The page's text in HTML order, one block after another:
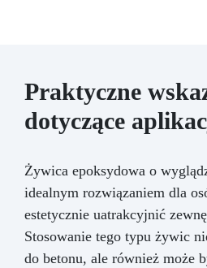
Praktyczne
dotyczące
Żywica epoksydowa o
idealnym rozwiązaniem dla
estetycznie uatrakcyjnić
Stosowanie tego typu żywic
do betonu, ale również może